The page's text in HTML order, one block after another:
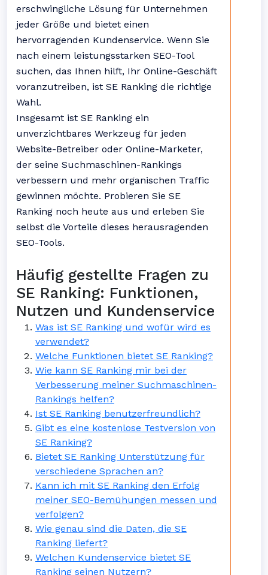
erschwingliche Lösung für Unternehmen
jeder Größe und bietet einen
hervorragenden Kundenservice. Wenn Sie
nach einem leistungsstarken SEO-Tool
suchen, das Ihnen hilft, Ihr Online-Geschäft
voranzutreiben, ist SE Ranking die richtige
Wahl.
Insgesamt ist SE Ranking ein
unverzichtbares Werkzeug für jeden
Website-Betreiber oder Online-Marketer,
der seine Suchmaschinen-Rankings
verbessern und mehr organischen Traffic
gewinnen möchte. Probieren Sie SE
Ranking noch heute aus und erleben Sie
selbst die Vorteile dieses herausragenden
SEO-Tools.
Häufig gestellte Fragen zu
SE Ranking: Funktionen,
Nutzen und Kundenservice
Was ist SE Ranking und wofür wird es
verwendet?
Welche Funktionen bietet SE Ranking?
Wie kann SE Ranking mir bei der
Verbesserung meiner Suchmaschinen-
Rankings helfen?
Ist SE Ranking benutzerfreundlich?
Gibt es eine kostenlose Testversion von
SE Ranking?
Bietet SE Ranking Unterstützung für
verschiedene Sprachen an?
Kann ich mit SE Ranking den Erfolg
meiner SEO-Bemühungen messen und
verfolgen?
Wie genau sind die Daten, die SE
Ranking liefert?
Welchen Kundenservice bietet SE
Ranking seinen Nutzern?